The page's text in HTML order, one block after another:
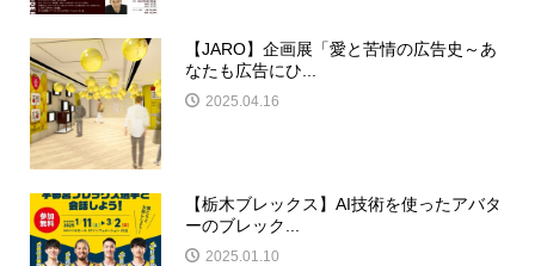
【JARO】企画展「愛と苦情の広告史～あ
なたも広告にひ...
2025.04.16
【栃木ブレックス】AI技術を使ったアバタ
ーのブレック...
2025.01.10